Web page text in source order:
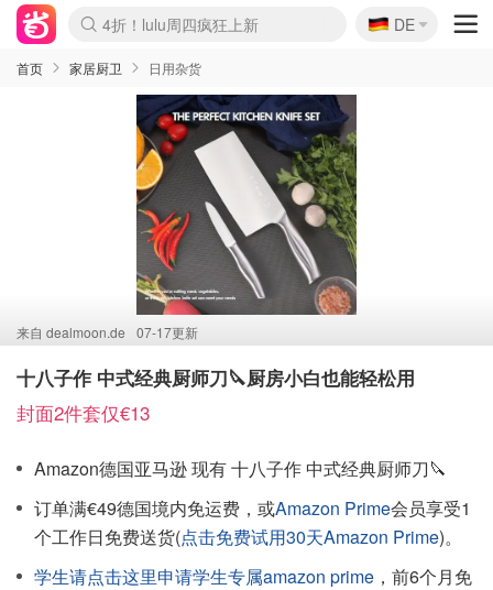
Boticinal 夏促开抢！
4折！lulu周四疯狂上新
还没结束！&OtherStories大促
Joybuy变相75折 随时失效
速领！Stanley独家85折
疑似霸哥！Camper额外叠85折
Zalando 奥莱闪促！每日更新
Moncler反季囤！5折起+叠9折
Coach Brooklyn仅€192
🇩🇪
DE
首页 家居厨卫 日用杂货
来自 dealmoon.de 07-17更新
十八子作 中式经典厨师刀🔪厨房小白也能轻松用
封面2件套仅€13
Amazon德国亚马逊 现有 十八子作 中式经典厨师刀🔪
订单满€49德国境内免运费，或Amazon Prime会员享受1
个工作日免费送货(点击免费试用30天Amazon Prime)。
学生请点击这里申请学生专属amazon prime ，前6个月免